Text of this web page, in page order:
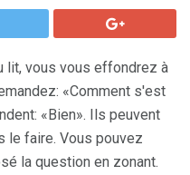
lit, vous vous effondrez à
«Comment s'est
«Bien». Ils peuvent
le faire. Vous pouvez
la question en zonant.